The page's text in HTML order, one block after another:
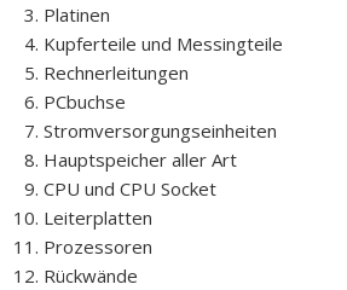
Platinen
Kupferteile und Messingteile
Rechnerleitungen
PCbuchse
Stromversorgungseinheiten
Hauptspeicher aller Art
CPU und CPU Socket
Leiterplatten
Prozessoren
Rückwände